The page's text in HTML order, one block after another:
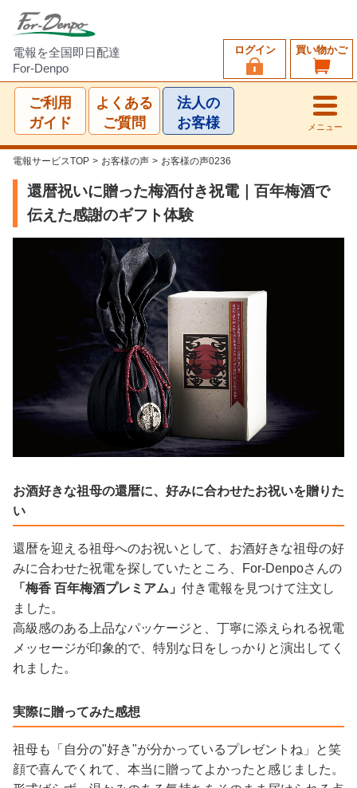
電報を全国即日配達
For-Denpo
買い物かご
ログイン
ご利用
ガイド
よくある
ご質問
法人の
お客様
メニュー
電報サービスTOP > お客様の声 > お客様の声0236
還暦祝いに贈った梅酒付き祝電｜百年梅酒で
伝えた感謝のギフト体験
お酒好きな祖母の還暦に、好みに合わせたお祝いを贈りた
い
還暦を迎える祖母へのお祝いとして、お酒好きな祖母の好
みに合わせた祝電を探していたところ、For-Denpoさんの
「梅香 百年梅酒プレミアム」 付き電報を見つけて注文し
ました。
高級感のある上品なパッケージと、丁寧に添えられる祝電
メッセージが印象的で、特別な日をしっかりと演出してく
れました。
実際に贈ってみた感想
祖母も「自分の"好き"が分かっているプレゼントね」と笑
顔で喜んでくれて、本当に贈ってよかったと感じました。